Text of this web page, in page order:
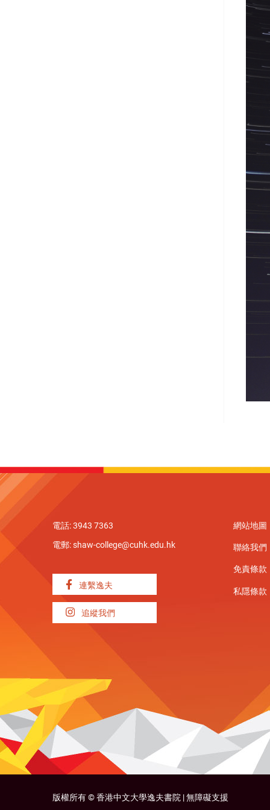
電話: 3943 7363
電郵:shaw-college@cuhk.edu.hk
連繫逸夫
追縱我們
網站地圖
聯絡我們
免責條款
私隱條款
版權所有 ©香港中文大學逸夫書院 |無障礙支援